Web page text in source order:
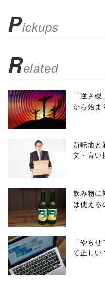
false;"> シェア
Pickups
Related
「逆さ
から始ま
新転地と
文・言い
飲み物に
は使える
「やら
て正しい